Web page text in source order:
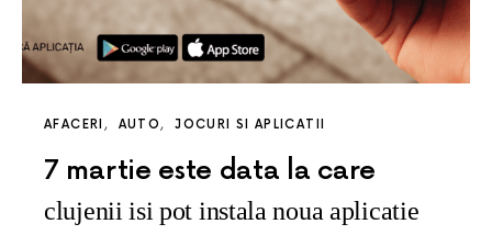
AFACERI AUTO JOCURI SI APLICATII
7 martie este data la care
clujenii isi pot instala noua aplicatie